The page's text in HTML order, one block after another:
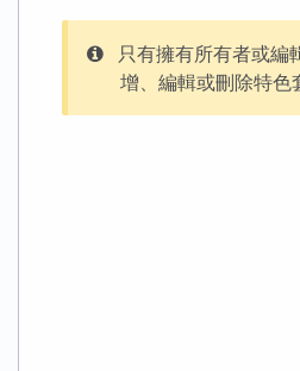
只有擁有所有者或編
增、編輯或刪除特色